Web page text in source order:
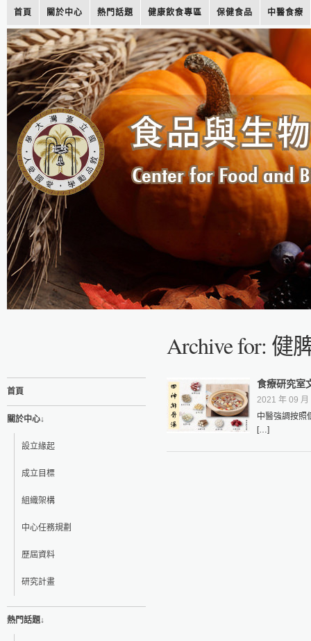
首頁 關於中心 熱門話題 健康飲食專區 保健食品 中醫食療
Archive for: 健
首頁
關於中心↓
設立緣起
成立目標
組織架構
中心任務規劃
歷屆資料
研究計畫
熱門話題↓
食療研究室
2021 年 09
中醫強調按照
[…]